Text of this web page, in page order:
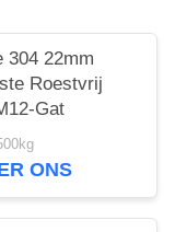
304 22mm
Roestvrij
Gat
ONS